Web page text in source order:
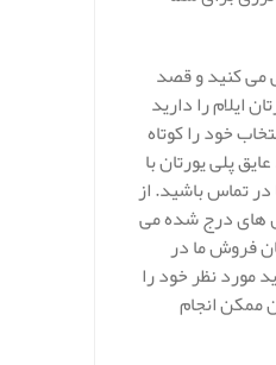
می کنید و قصد
ایلام را دارید
خود را کوتاه
پلی یورتان با
در تماس باشید. از
های درج شده می
فروش ما در
مورد نظر خود را
ممکن انجام